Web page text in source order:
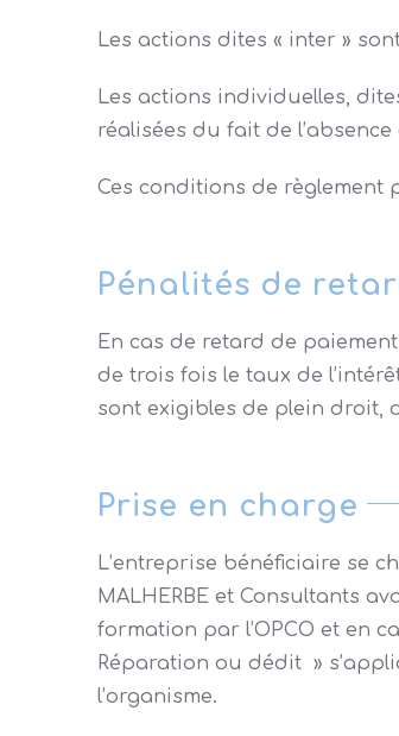
Les actions dites « inter »
Les actions individuelles,
réalisées du fait de
Ces conditions de règlement
Pénalités de
En cas de retard de
de trois fois le taux de
sont exigibles de plein droit,
Prise en charge
L’entreprise bénéficiaire se
MALHERBE et Consultants
formation par l’OPCO et en
Réparation ou dédit »
l’organisme.